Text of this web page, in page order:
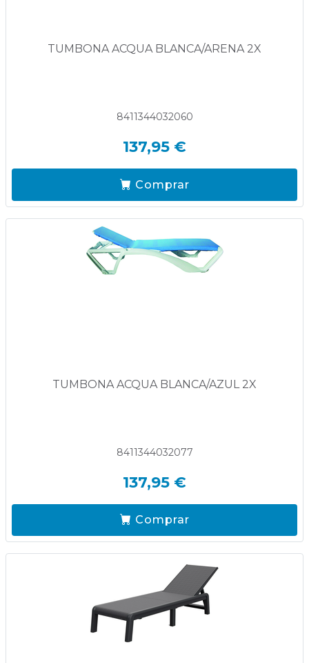
TUMBONA ACQUA BLANCA/ARENA 2X
8411344032060
137,95 €
Comprar
TUMBONA ACQUA BLANCA/AZUL 2X
8411344032077
137,95 €
Comprar